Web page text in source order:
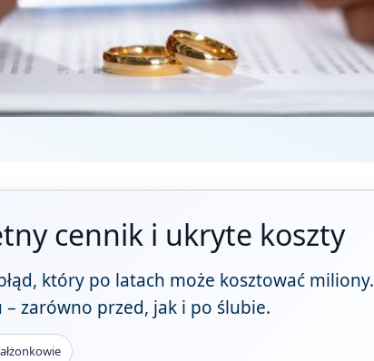
cennik i ukryte koszty
który po latach może kosztować miliony.
– zarówno przed, jak i po ślubie.